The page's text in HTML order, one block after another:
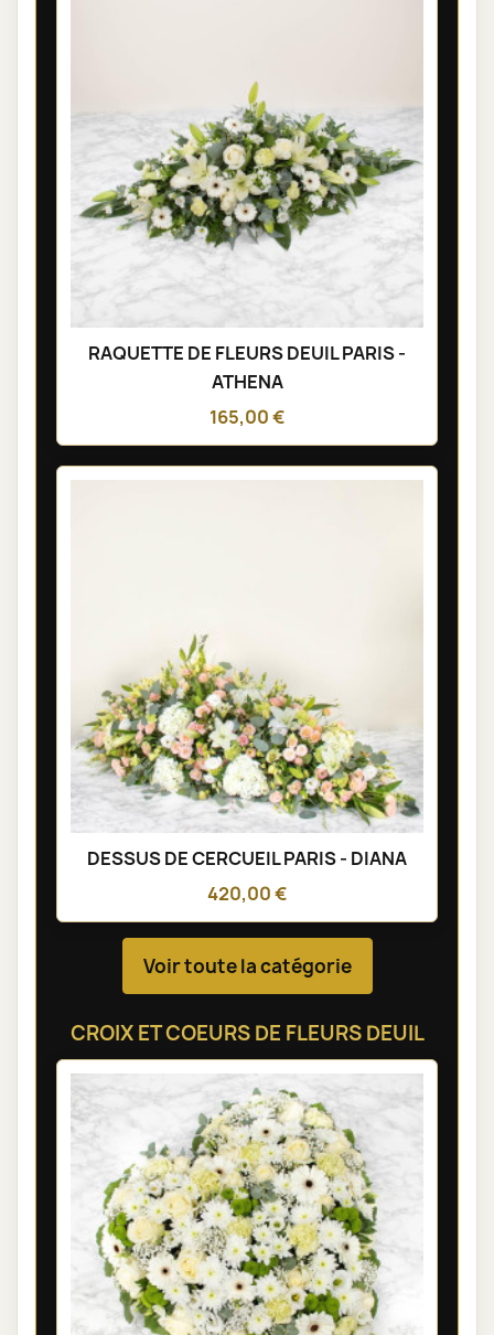
RAQUETTE DE FLEURS DEUIL PARIS -
ATHENA
165,00 €
DESSUS DE CERCUEIL PARIS - DIANA
420,00 €
Voir toute la catégorie
CROIX ET COEURS DE FLEURS DEUIL